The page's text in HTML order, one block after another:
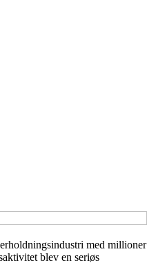
med millioner
blev en seriøs